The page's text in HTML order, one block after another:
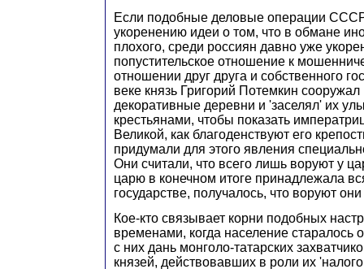
Если подобные деловые операции
укоренению идеи о том, что в обмане
плохого, среди россиян давно уже
попустительское отношение к
отношении друг друга и собственного
веке князь Григорий Потемкин
декоративные деревни и 'заселял' их
крестьянами, чтобы показать
Великой, как благоденствуют его
придумали для этого явления
Они считали, что всего лишь воруют у
царю в конечном итоге принадлежала
государстве, получалось, что воруют
Кое-кто связывает корни подобных
временами, когда население старалось
с них дань монголо-татарских
князей, действовавших в роли их